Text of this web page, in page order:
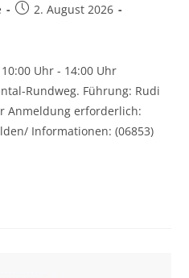
2. August 2026
Uhr - 14:00 Uhr
Rundweg. Führung: Rudi
Anmeldung erforderlich:
Informationen: (06853)